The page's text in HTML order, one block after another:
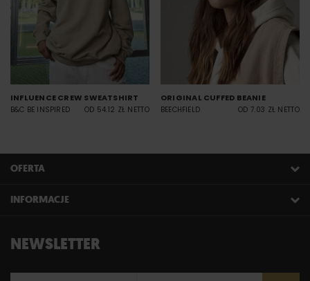
INFLUENCE CREW SWEATSHIRT
B&C BE INSPIRED OD 54.12 ZŁ NETTO
ORIGINAL CUFFED BEANIE
BEECHFIELD OD 7.03 ZŁ NETTO
OFERTA
INFORMACJE
NEWSLETTER